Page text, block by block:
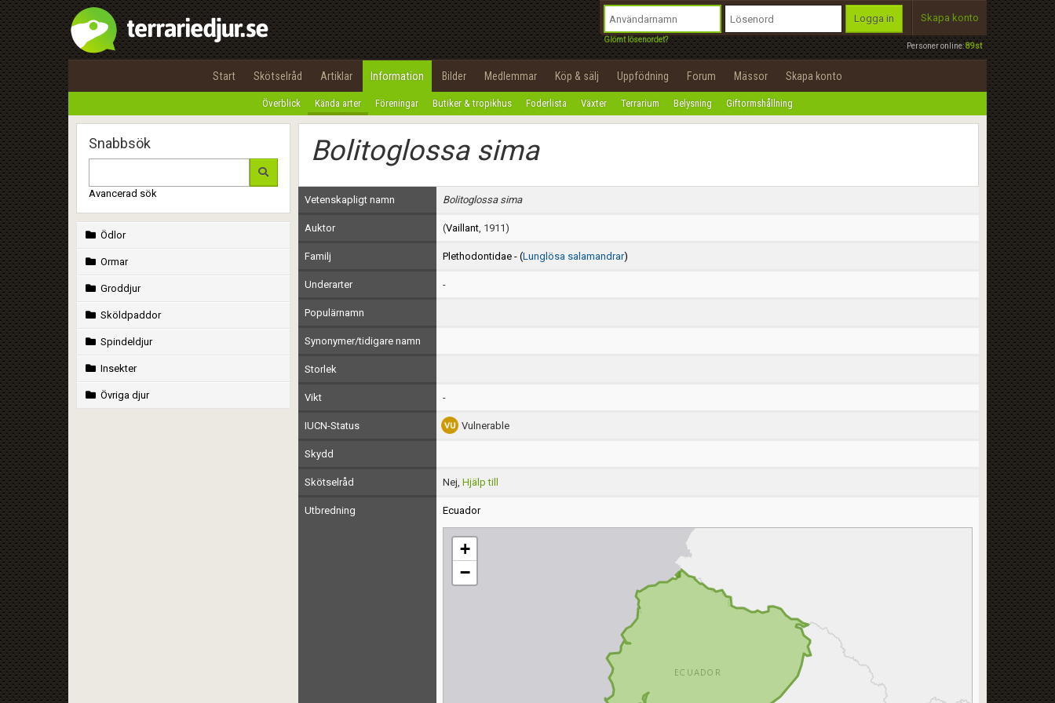
Personer online:89st
Logga in
Glömt lösenordet?
Skapa konto
Start Skötselråd Artiklar Information Bilder Medlemmar Köp & sälj Uppfödning Forum Mässor Skapa konto
Överblick Kända arter Föreningar Butiker & tropikhus Foderlista Växter Terrarium Belysning Giftormshållning
Snabbsök
Avancerad sök
Ödlor
Ormar
Groddjur
Sköldpaddor
Spindeldjur
Insekter
Övriga djur
Bolitoglossa sima
Vetenskapligt namn Bolitoglossa sima
Auktor (Vaillant, 1911)
Familj Plethodontidae - (Lunglösa salamandrar)
Underarter -
Populärnamn
Synonymer/tidigare namn
Storlek
Vikt -
IUCN-Status Vulnerable
Skydd
Skötselråd Nej, Hjälp till
Utbredning Ecuador
+
−
Utför
100%
OK
integritetspolicy
Namn:
Epost:
Användarnamn:
Lösenord:
Privacy Policy
Terms of Service
Begär nytt lösenord
Tillbaka till förstasidan